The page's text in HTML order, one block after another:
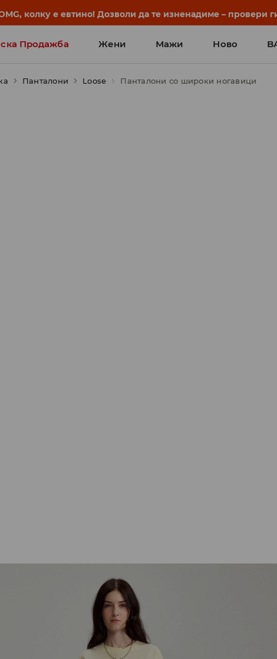
колку е евтино! Дозволи да те изненадиме –
Продажба Жени Мажи Ново
Панталони Loose Панталони со широки ногавици